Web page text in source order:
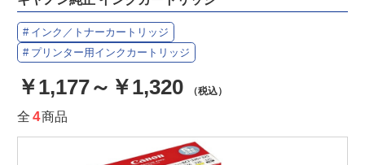
インク／トナーカートリッジ
プリンター用インクカートリッジ
￥1,177～￥1,320 （税込）
全 4商品